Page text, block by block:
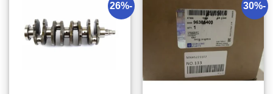
-30%
-26%